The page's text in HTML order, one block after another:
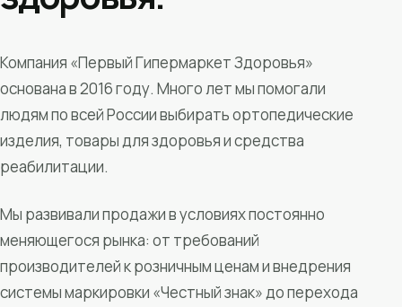
Компания «Первый Гипермаркет Здоровья»
основана в 2016 году. Много лет мы помогали
людям по всей России выбирать ортопедические
изделия, товары для здоровья и средства
реабилитации.
Мы развивали продажи в условиях постоянно
меняющегося рынка: от требований
производителей к розничным ценам и внедрения
системы маркировки «Честный знак» до перехода